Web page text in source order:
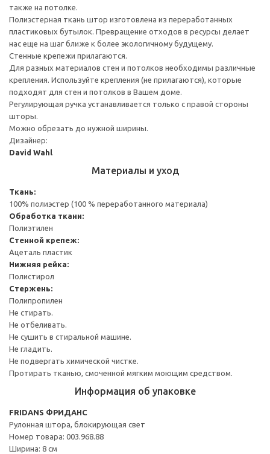
также на потолке.
Полиэстерная ткань штор изготовлена из переработанных
пластиковых бутылок. Превращение отходов в ресурсы делает
нас еще на шаг ближе к более экологичному будущему.
Стенные крепежи прилагаются.
Для разных материалов стен и потолков необходимы различные
крепления. Используйте крепления (не прилагаются), которые
подходят для стен и потолков в Вашем доме.
Регулирующая ручка устанавливается только с правой стороны
шторы.
Можно обрезать до нужной ширины.
Дизайнер:
David Wahl
Материалы и уход
Ткань:
100% полиэстер (100 % переработанного материала)
Обработка ткани:
Полиэтилен
Стенной крепеж:
Ацеталь пластик
Нижняя рейка:
Полистирол
Стержень:
Полипропилен
Не стирать.
Не отбеливать.
Не сушить в стиральной машине.
Не гладить.
Не подвергать химической чистке.
Протирать тканью, смоченной мягким моющим средством.
Информация об упаковке
FRIDANS ФРИДАНС
Рулонная штора, блокирующая свет
Номер товара: 003.968.88
Ширина: 8 см